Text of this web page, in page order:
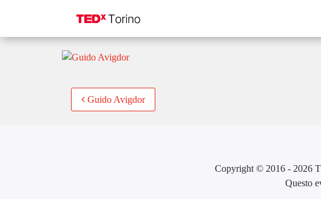
Guido Avigdor
Post
Guido Avigdor
Copyright © 2016 - 2026
Questo